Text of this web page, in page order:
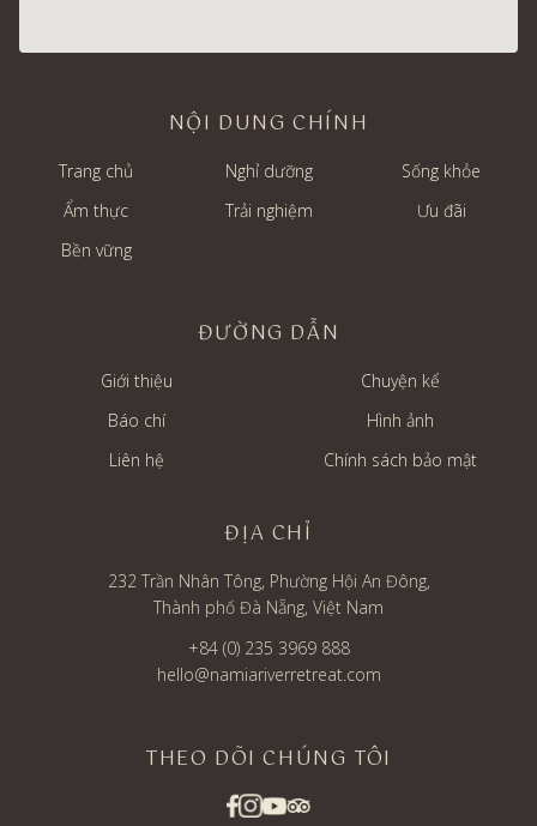
NỘI DUNG CHÍNH
Trang chủ Nghỉ dưỡng
Sống khỏe
Ẩm thực
Trải nghiệm
Ưu đãi
Bền vững
ĐƯỜNG DẪN
Giới thiệu
Chuyện kể
Báo chí
Hình ảnh
Liên hệ
Chính sách bảo mật
ĐỊA CHỈ
232 Trần Nhân Tông, Phường Hội An Đông,
Thành phố Đà Nẵng, Việt Nam
+84 (0) 235 3969 888
hello@namiariverretreat.com
THEO DÕI CHÚNG TÔI